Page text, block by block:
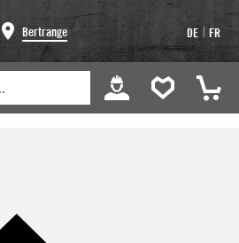
Bertrange DE | FR